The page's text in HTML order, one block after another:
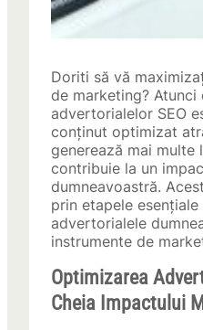
Doriti să vă
de marketing? Atunci
advertorialelor SEO
conținut optimizat
generează mai multe
contribuie la un
dumneavoastră.
prin etapele
advertorialele
instrumente de
Optimizarea
Cheia Impactului